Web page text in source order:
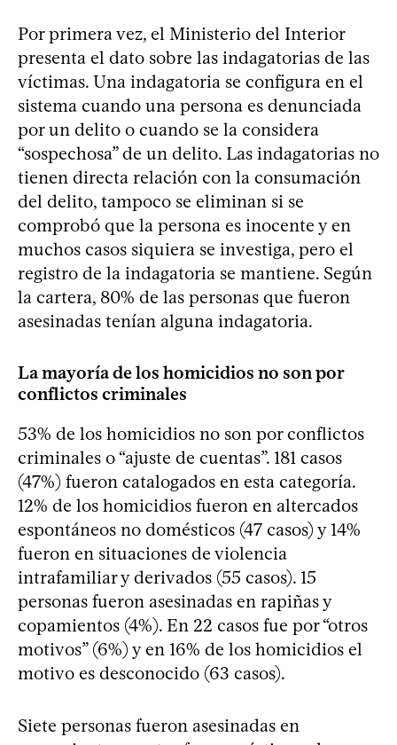
Por primera vez, el Ministerio del Interior
presenta el dato sobre las indagatorias de las
víctimas. Una indagatoria se configura en el
sistema cuando una persona es denunciada
por un delito o cuando se la considera
“sospechosa” de un delito. Las indagatorias no
tienen directa relación con la consumación
del delito, tampoco se eliminan si se
comprobó que la persona es inocente y en
muchos casos siquiera se investiga, pero el
registro de la indagatoria se mantiene. Según
la cartera, 80% de las personas que fueron
asesinadas tenían alguna indagatoria.
La mayoría de los homicidios no son por
conflictos criminales
53% de los homicidios no son por conflictos
criminales o “ajuste de cuentas”. 181 casos
(47%) fueron catalogados en esta categoría.
12% de los homicidios fueron en altercados
espontáneos no domésticos (47 casos) y 14%
fueron en situaciones de violencia
intrafamiliar y derivados (55 casos). 15
personas fueron asesinadas en rapiñas y
copamientos (4%). En 22 casos fue por “otros
motivos” (6%) y en 16% de los homicidios el
motivo es desconocido (63 casos).
Siete personas fueron asesinadas en